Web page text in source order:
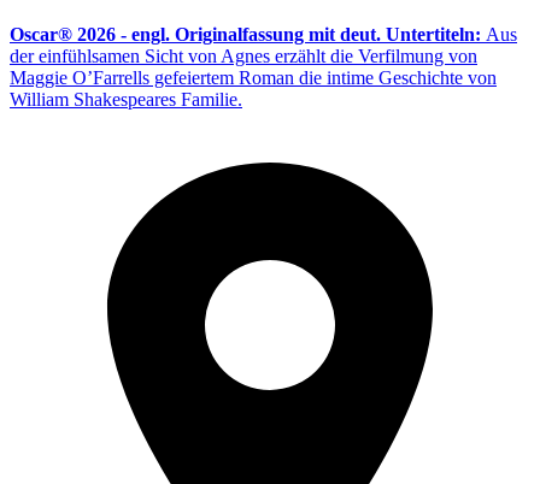
Oscar® 2026 - engl. Originalfassung mit deut. Untertiteln: Aus
der einfühlsamen Sicht von Agnes erzählt die Verfilmung von
Maggie O’Farrells gefeiertem Roman die intime Geschichte von
William Shakespeares Familie.